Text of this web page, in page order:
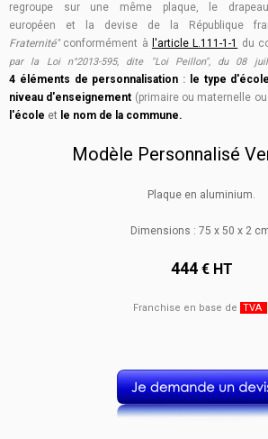
regroupe sur une même plaque, le
européen et la devise de la République
Fraternité" conformément à l'article L.111-1-1 du
par la Loi n°2013-595, dite "Loi Peillon", du 08
4 éléments de personnalisation : e type d'école
niveau d'enseignement (primaire ou maternelle
l'école et le nom de la commune.
Modèle Personnalisé
Plaque en aluminium.
Dimensions : 75 x 50 x 2
444 € HT
Franchise en base de TVA